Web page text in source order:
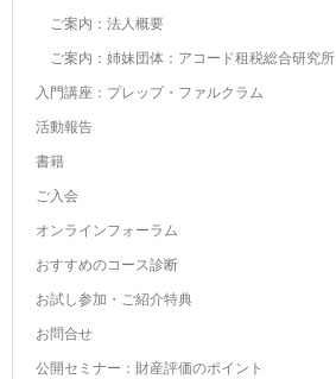
ご案内：法人概要
ご案内：姉妹団体：アコード租税総合研究所
入門講座：プレップ・ファルクラム
活動報告
書籍
ご入会
オンラインフォーラム
おすすめのコース診断
お試し参加・ご紹介特典
お問合せ
公開セミナー：財産評価のポイント